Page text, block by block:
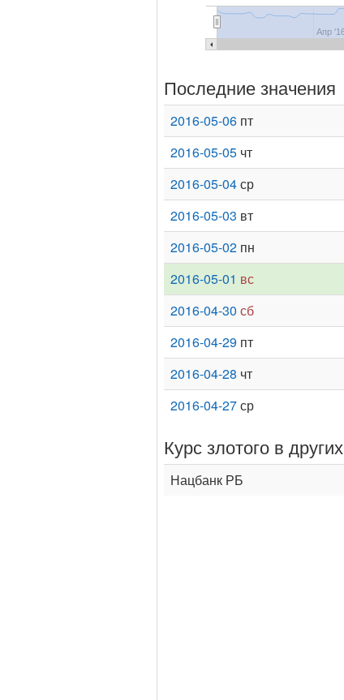
Апр
Последние значения
2016-05-06 пт
2016-05-05 чт
2016-05-04ср
2016-05-03 вт
2016-05-02 пн
2016-05-01 вс
2016-04-30 сб
2016-04-29 пт
2016-04-28 чт
2016-04-27ср
Курс злотого в
Нацбанк РБ